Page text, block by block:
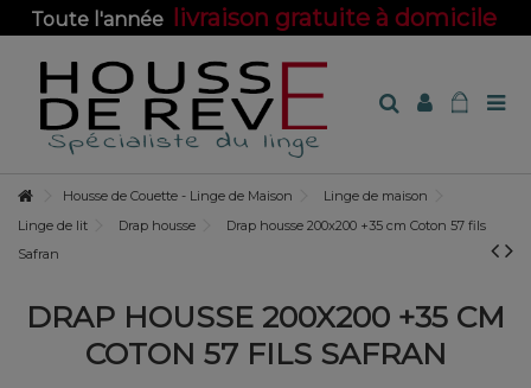
Toute l'année livraison gratuite à domicile
Housse de Couette - Linge de Maison
Linge de maison
Linge de lit
Drap housse
Drap housse 200x200 +35 cm Coton 57 fils
Safran
DRAP HOUSSE 200X200 +35 CM
COTON 57 FILS SAFRAN